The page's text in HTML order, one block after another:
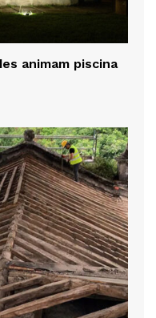
animam piscina